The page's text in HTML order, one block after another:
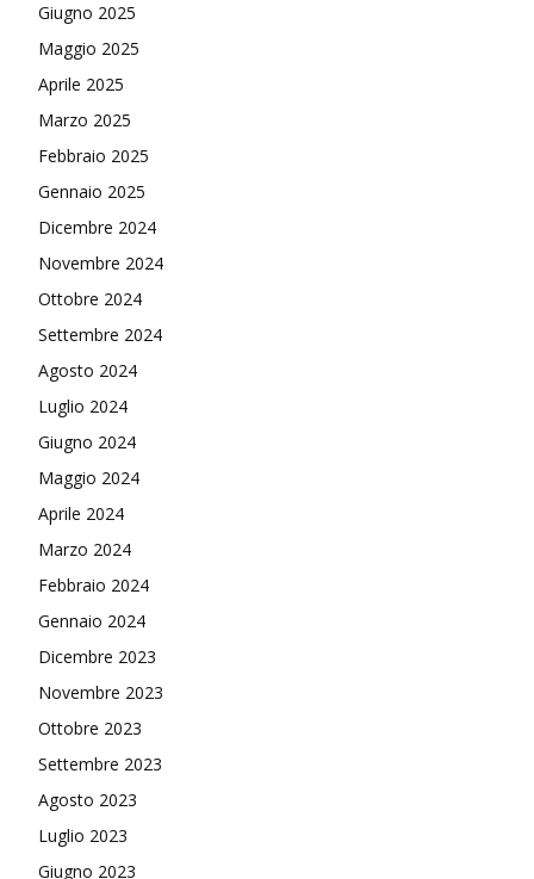
Giugno 2025
Maggio 2025
Aprile 2025
Marzo 2025
Febbraio 2025
Gennaio 2025
Dicembre 2024
Novembre 2024
Ottobre 2024
Settembre 2024
Agosto 2024
Luglio 2024
Giugno 2024
Maggio 2024
Aprile 2024
Marzo 2024
Febbraio 2024
Gennaio 2024
Dicembre 2023
Novembre 2023
Ottobre 2023
Settembre 2023
Agosto 2023
Luglio 2023
Giugno 2023